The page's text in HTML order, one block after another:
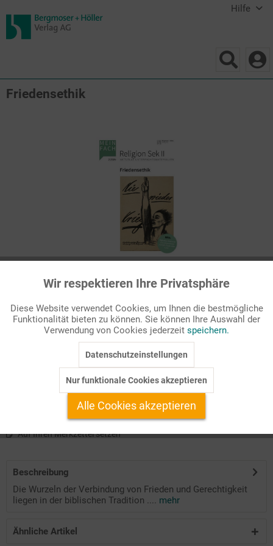
Hilfe
Friedensethik
28
Passende Stichworte
Christliche Friedensethik ist stark vom Leitbild des gerechten
Friedens geprägt.
Auf Ihren Merkzettel setzen
Beschreibung
Die Wurzeln der Verbindung von Frieden und Gerechtigkeit
liegen in der biblischen Tradition .... mehr
Ähnliche Artikel
Funktionale Aktiv
Marketing Inaktiv
Inaktiv
Wir respektieren Ihre Privatsphäre
Diese Website verwendet Cookies, um Ihnen die bestmögliche
Funktionalität bieten zu können. Sie können Ihre Auswahl der
Verwendung von Cookies jederzeit speichern.
Datenschutzeinstellungen
Nur funktionale Cookies akzeptieren
Alle Cookies akzeptieren